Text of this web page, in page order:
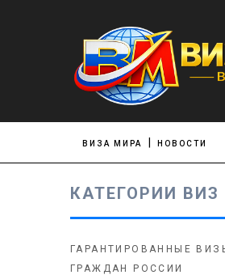
ВИЗА МИРА НОВОСТИ
КАТЕГОРИИ ВИЗ
ГАРАНТИРОВАННЫЕ
ГРАЖДАН РОССИИ